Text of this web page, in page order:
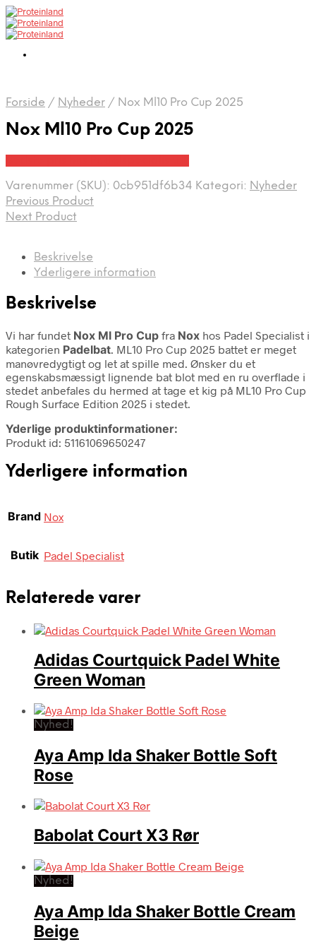
Forside / Nyheder / Nox Ml10 Pro Cup 2025
Nox Ml10 Pro Cup 2025
Varenummer (SKU): 0cb951df6b34 Kategori: Nyheder
Previous Product
Next Product
Beskrivelse
Yderligere information
Beskrivelse
Vi har fundet Nox Ml Pro Cup fra Nox hos Padel Specialist i
kategorien Padelbat. ML10 Pro Cup 2025 battet er meget
manøvredygtigt og let at spille med. Ønsker du et
egenskabsmæssigt lignende bat blot med en ru overflade i
stedet anbefales du hermed at tage et kig på ML10 Pro Cup
Rough Surface Edition 2025 i stedet.
Yderlige produktinformationer:
Produkt id: 51161069650247
Yderligere information
Brand Nox
Butik Padel Specialist
Relaterede varer
Adidas Courtquick Padel White
Green Woman
Nyhed!
Aya Amp Ida Shaker Bottle Soft
Rose
Babolat Court X3 Rør
Nyhed!
Aya Amp Ida Shaker Bottle Cream
Beige